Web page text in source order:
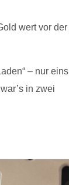
wert vor der
– nur eins
in zwei